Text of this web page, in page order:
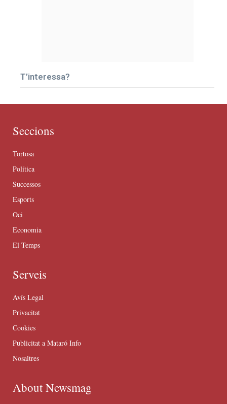
T’interessa?
Seccions
Tortosa
Política
Successos
Esports
Oci
Economia
El Temps
Serveis
Avís Legal
Privacitat
Cookies
Publicitat a Mataró Info
Nosaltres
About Newsmag